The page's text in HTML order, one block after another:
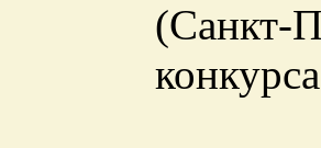
(Санкт-